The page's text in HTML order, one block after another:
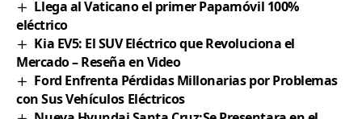
Llega al Vaticano el primer Papamóvil 100%
eléctrico
Kia EV5: El SUV Eléctrico que Revoluciona el
Mercado – Reseña en Video
Ford Enfrenta Pérdidas Millonarias por Problemas
con Sus Vehículos Eléctricos